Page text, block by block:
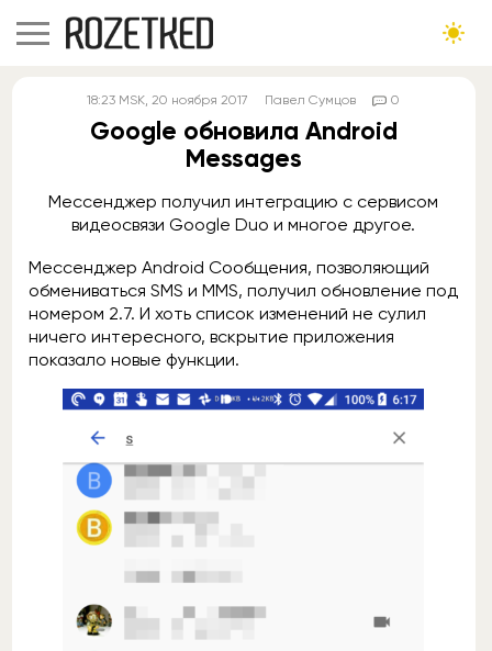
18:23 MSK, 20 ноября 2017 Павел Сумцов 0
Google обновила Android
Messages
Мессенджер получил интеграцию с сервисом
видеосвязи Google Duo и многое другое.
Мессенджер Android Сообщения, позволяющий
обмениваться SMS и MMS, получил обновление под
номером 2.7. И хоть список изменений не сулил
ничего интересного, вскрытие приложения
показало новые функции.